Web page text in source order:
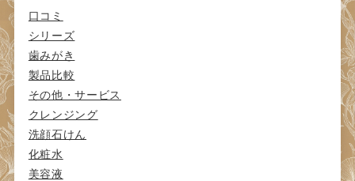
口コミ
シリーズ
歯みがき
製品比較
その他・サービス
クレンジング
洗顔石けん
化粧水
美容液